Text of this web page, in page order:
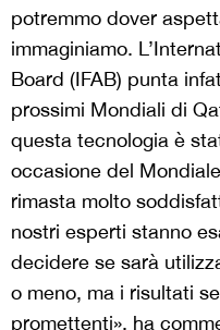
potremmo dover
immaginiamo.
Board (IFAB) punta
prossimi Mondiali di
questa tecnologia è
occasione del
rimasta molto
nostri esperti stanno
decidere se sarà
o meno, ma i risultati
promettenti», ha